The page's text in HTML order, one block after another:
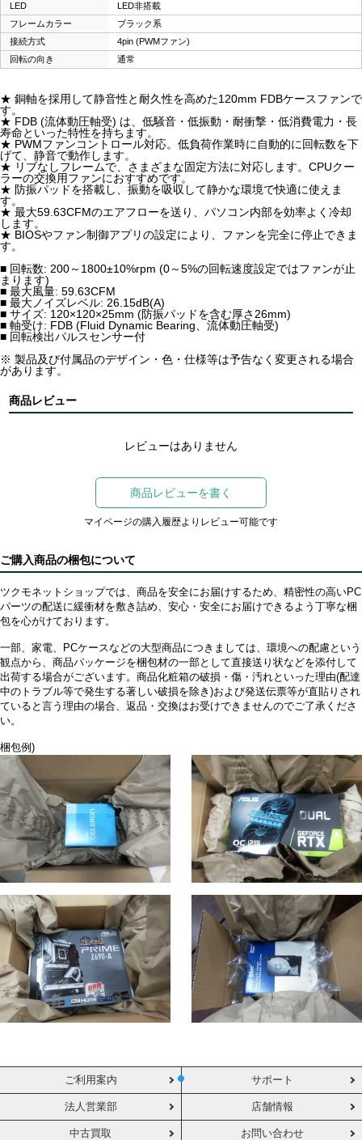
LED
LED非搭載
フレームカラー
ブラック系
接続方式
4pin (PWMファン)
回転の向き
通常
★ 銅軸を採用して静音性と耐久性を高めた120mm FDBケースファンで
す。
★ FDB (流体動圧軸受) は、低騒音・低振動・耐衝撃・低消費電力・長
寿命といった特性を持ちます。
★ PWMファンコントロール対応。低負荷作業時に自動的に回転数を下
げて、静音で動作します。
★ リブなしフレームで、さまざまな固定方法に対応します。CPUクー
ラーの交換用ファンにおすすめです。
★ 防振パッドを搭載し、振動を吸収して静かな環境で快適に使えま
す。
★ 最大59.63CFMのエアフローを送り、パソコン内部を効率よく冷却
します。
★ BIOSやファン制御アプリの設定により、ファンを完全に停止できま
す。
■ 回転数: 200～1800±10%rpm (0～5%の回転速度設定ではファンが止
まります)
■ 最大風量: 59.63CFM
■ 最大ノイズレベル: 26.15dB(A)
■ サイズ: 120×120×25mm (防振パッドを含む厚さ26mm)
■ 軸受け: FDB (Fluid Dynamic Bearing、流体動圧軸受)
■ 回転検出パルスセンサー付
※ 製品及び付属品のデザイン・色・仕様等は予告なく変更される場合
があります。
商品レビュー
レビューはありません
商品レビューを書く
マイページの購入履歴よりレビュー可能です
ご購入商品の梱包について
ツクモネットショップでは、商品を安全にお届けするため、精密性の高いPC
パーツの配送に緩衝材を敷き詰め、安心・安全にお届けできるよう丁寧な梱
包を心がけております。
一部、家電、PCケースなどの大型商品につきましては、環境への配慮という
観点から、商品パッケージを梱包材の一部として直接送り状などを添付して
出荷する場合がございます。商品化粧箱の破損・傷・汚れといった理由(配達
中のトラブル等で発生する著しい破損を除き)および発送伝票等が直貼りされ
ていると言う理由の場合、返品・交換はお受けできませんのでご了承くださ
い。
梱包例)
ご利用案内 サポート
法人営業部 店舗情報
中古買取 お問い合わせ